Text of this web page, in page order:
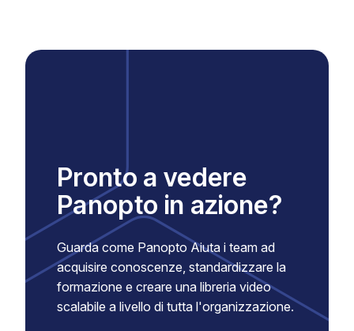
Pronto a vedere
Panopto in azione?
Guarda come Panopto Aiuta i team ad
acquisire conoscenze, standardizzare la
formazione e creare una libreria video
scalabile a livello di tutta l'organizzazione.